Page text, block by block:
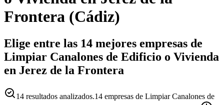
Frontera (Cádiz)
Elige entre las 14 mejores empresas de
Limpiar Canalones de Edificio o Vivienda
en Jerez de la Frontera
14 resultados analizados.14 empresas de Limpiar Canalones de